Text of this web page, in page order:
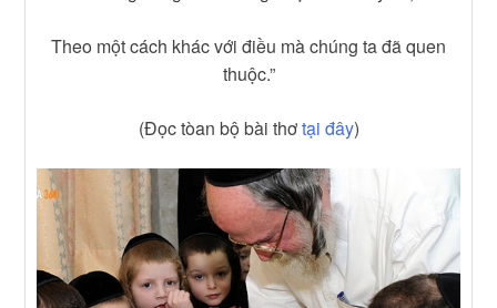
Theo một cách khác với điều mà chúng ta đã quen
thuộc.”
(Đọc tòan bộ bài thơtại đây)